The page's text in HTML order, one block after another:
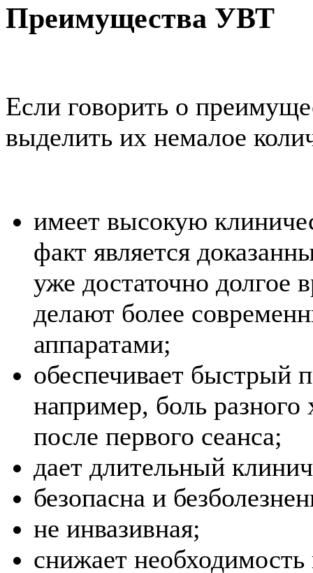
Преимущества УВТ
Если говорить о
выделить их немалое
имеет высокую
факт является
уже достаточно долгое
делают более
аппаратами;
обеспечивает быстрый
например, боль разного
после первого сеанса;
дает длительный
безопасна и
не инвазивная;
снижает